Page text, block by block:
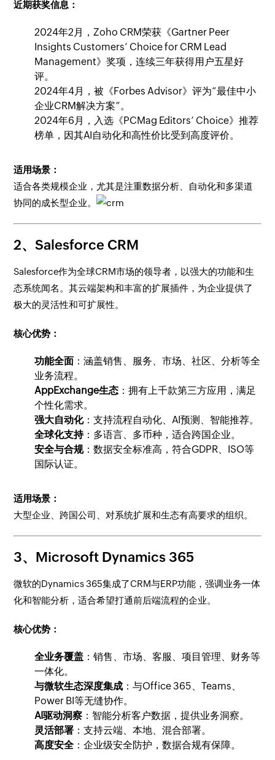
近期获奖信息：
2024年2月，Zoho CRM荣获《Gartner Peer
Insights Customers’ Choice for CRM Lead
Management》奖项，连续三年获得用户五星好
评。
2024年4月，被《Forbes Advisor》评为“最佳中小
企业CRM解决方案”。
2024年6月，入选《PCMag Editors’ Choice》推荐
榜单，因其AI自动化和高性价比受到高度评价。
适用场景：
适合各类规模企业，尤其是注重数据分析、自动化和多渠道
协同的成长型企业。
2、Salesforce CRM
Salesforce作为全球CRM市场的领导者，以强大的功能和生
态系统闻名。其云端架构和丰富的扩展插件，为企业提供了
极大的灵活性和可扩展性。
核心优势：
功能全面 ：涵盖销售、服务、市场、社区、分析等全
业务流程。
AppExchange生态 ：拥有上千款第三方应用，满足
个性化需求。
强大自动化：支持流程自动化、AI预测、智能推荐。
全球化支持：多语言、多币种，适合跨国企业。
安全与合规：数据安全标准高，符合GDPR、ISO等
国际认证。
适用场景：
大型企业、跨国公司、对系统扩展和生态有高要求的组织。
3、Microsoft Dynamics 365
微软的Dynamics 365集成了CRM与ERP功能，强调业务一体
化和智能分析，适合希望打通前后端流程的企业。
核心优势：
全业务覆盖 ：销售、市场、客服、项目管理、财务等
一体化。
与微软生态深度集成 ：与Office 365、Teams、
Power BI等无缝协作。
AI驱动洞察 ：智能分析客户数据，提供业务洞察。
灵活部署 ：支持云端、本地、混合部署。
高度安全 ：企业级安全防护，数据合规有保障。